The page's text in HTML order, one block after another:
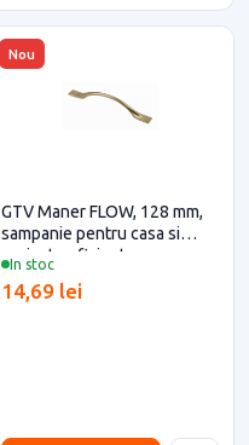
Nou
In stoc
GTV Maner FLOW, 128 mm,
sampanie pentru casa si
proiecte eficiente
14,69 lei